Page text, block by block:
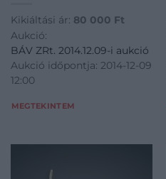
Kikiáltási ár: 80 000 Ft
Aukció:
BÁV ZRt. 2014.12.09-i aukció
Aukció időpontja: 2014-12-09
12:00
MEGTEKINTEM